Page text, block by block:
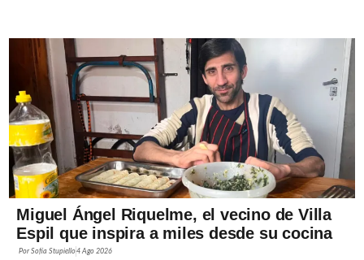
Miguel Ángel Riquelme, el vecino de Villa
Espil que inspira a miles desde su cocina
PorSofía Stupiello4 Ago 2026